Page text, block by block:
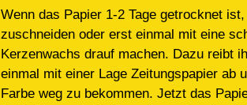
Wenn das Papier 1-2 Tage getrocknet
zuschneiden oder erst einmal mit eine
Kerzenwachs drauf machen. Dazu reibt
einmal mit einer Lage Zeitungspapier ab
Farbe weg zu bekommen. Jetzt das